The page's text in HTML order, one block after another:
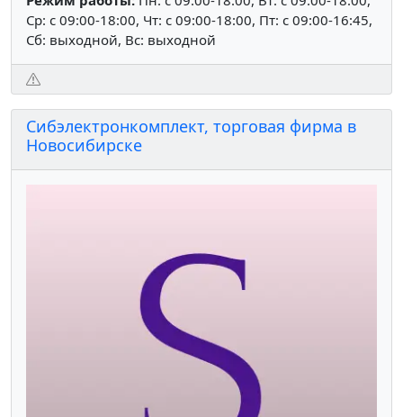
Ср: c 09:00-18:00, Чт: c 09:00-18:00, Пт: c 09:00-16:45,
Сб: выходной, Вс: выходной
Сибэлектронкомплект, торговая фирма в
Новосибирске